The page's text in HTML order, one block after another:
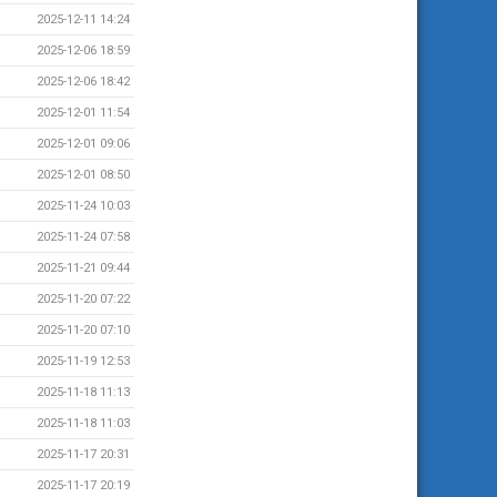
2025-12-11 14:24
2025-12-06 18:59
2025-12-06 18:42
2025-12-01 11:54
2025-12-01 09:06
2025-12-01 08:50
2025-11-24 10:03
2025-11-24 07:58
2025-11-21 09:44
2025-11-20 07:22
2025-11-20 07:10
2025-11-19 12:53
2025-11-18 11:13
2025-11-18 11:03
2025-11-17 20:31
2025-11-17 20:19